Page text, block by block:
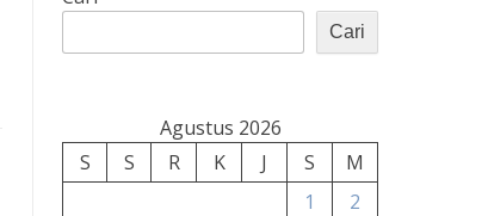
Cari
Agustus 2026
S
S R K J S
M
1
2